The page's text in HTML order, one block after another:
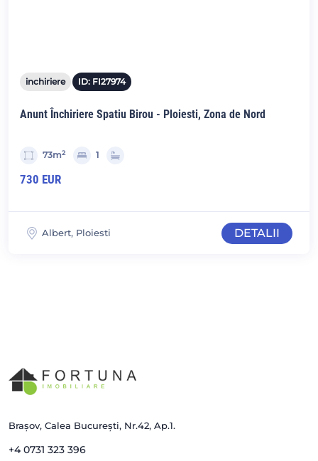
inchiriere ID: FI27974
Anunt Închiriere Spatiu Birou - Ploiesti, Zona de Nord
73m2 1
730 EUR
Albert, Ploiesti DETALII
Brașov, Calea București, Nr.42, Ap.1.
+4 0731 323 396